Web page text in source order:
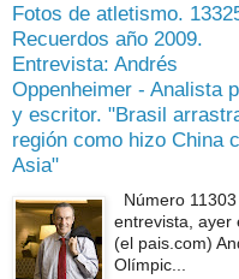
Fotos de atletismo.
Recuerdos año 2009.
Entrevista: Andrés
Oppenheimer - Analista
y escritor. "Brasil
región como hizo China
Asia"
Número
entrevista, ayer
(el pais.com)
Olímpic...